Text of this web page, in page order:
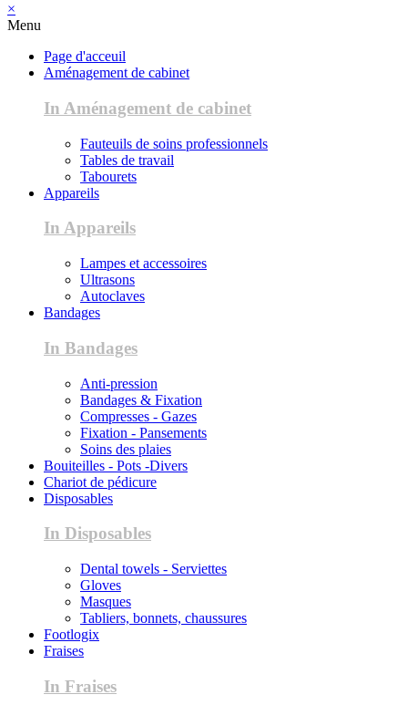
×
Menu
Page d'acceuil
Aménagement de cabinet
In Aménagement de cabinet
Fauteuils de soins professionnels
Tables de travail
Tabourets
Appareils
In Appareils
Lampes et accessoires
Ultrasons
Autoclaves
Bandages
In Bandages
Anti-pression
Bandages & Fixation
Compresses - Gazes
Fixation - Pansements
Soins des plaies
Bouiteilles - Pots -Divers
Chariot de pédicure
Disposables
In Disposables
Dental towels - Serviettes
Gloves
Masques
Tabliers, bonnets, chaussures
Footlogix
Fraises
In Fraises